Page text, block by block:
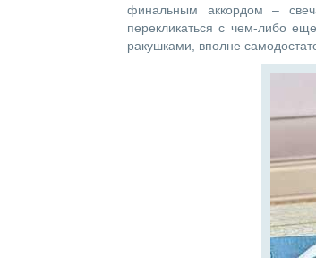
финальным аккордом –
перекликаться с чем-либо
ракушками, вполне